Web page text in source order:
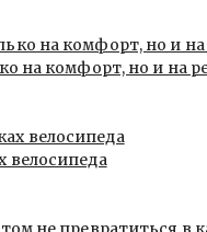
на комфорт, но и на
велосипеда